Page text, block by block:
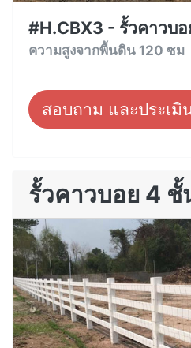
#H.CBX3 - รั้วคาวบ
ความสูงจากพื้นดิน 120 ซม
สอบถาม และประเมิ
รั้วคาวบอย 4